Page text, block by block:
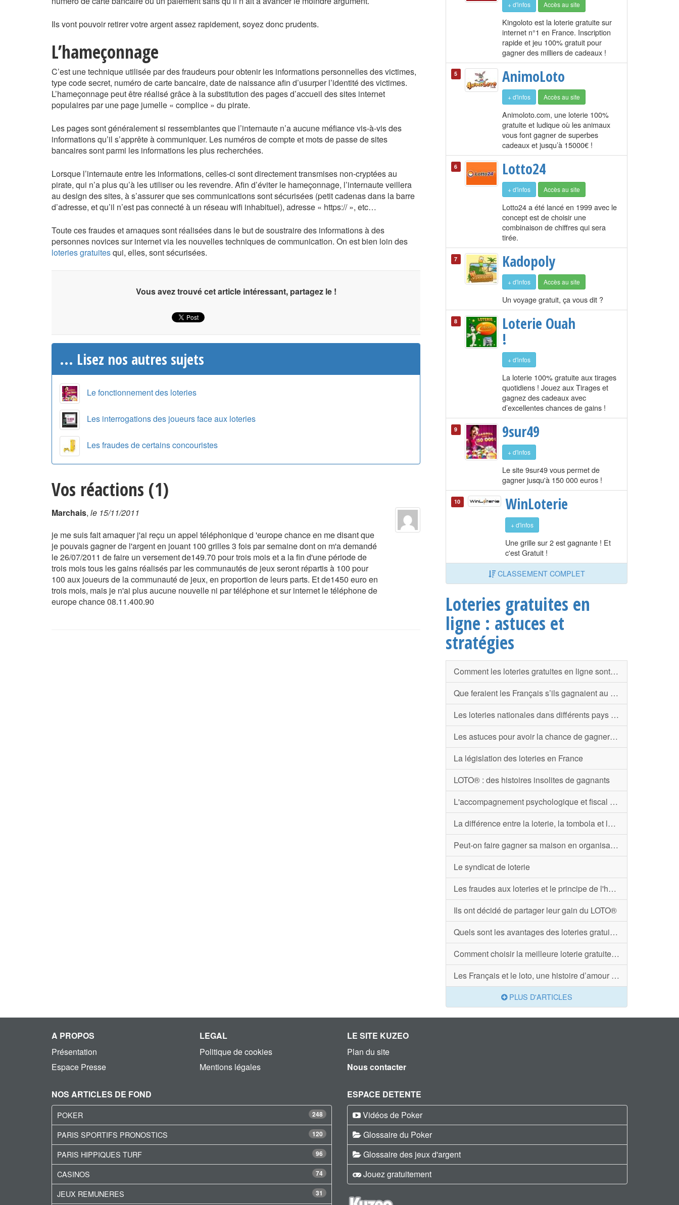
Ils vont pouvoir retirer votre argent assez rapidement, soyez donc prudents.
L’hameçonnage
C’est une technique utilisée par des fraudeurs pour obtenir les informations personnelles des victimes,
type code secret, numéro de carte bancaire, date de naissance afin d’usurper l’identité des victimes.
L’hameçonnage peut être réalisé grâce à la substitution des pages d’accueil des sites internet
populaires par une page jumelle « complice » du pirate.
Les pages sont généralement si ressemblantes que l’internaute n’a aucune méfiance vis-à-vis des
informations qu’il s’apprête à communiquer. Les numéros de compte et mots de passe de sites
bancaires sont parmi les informations les plus recherchées.
Lorsque l’internaute entre les informations, celles-ci sont directement transmises non-cryptées au
pirate, qui n’a plus qu’à les utiliser ou les revendre. Afin d’éviter le hameçonnage, l’internaute veillera
au design des sites, à s’assurer que ses communications sont sécurisées (petit cadenas dans la barre
d’adresse, et qu’il n’est pas connecté à un réseau wifi inhabituel), adresse « https:// », etc…
Toute ces fraudes et arnaques sont réalisées dans le but de soustraire des informations à des
personnes novices sur internet via les nouvelles techniques de communication. On est bien loin des
loteries gratuitesqui, elles, sont sécurisées.
Vous avez trouvé cet article intéressant, partagez le !
... Lisez nos autres sujets
Le fonctionnement des loteries
Les interrogations des joueurs face aux loteries
Les fraudes de certains concouristes
Vos réactions (1)
Marchais, le 15/11/2011
je me suis fait arnaquer j'ai reçu un appel téléphonique d 'europe chance en me disant que
je pouvais gagner de l'argent en jouant 100 grilles 3 fois par semaine dont on m'a demandé
le 26/07/2011 de faire un versement de149.70 pour trois mois et a la fin d'une période de
trois mois tous les gains réalisés par les communautés de jeux seront répartis à 100 pour
100 aux joueurs de la communauté de jeux, en proportion de leurs parts. Et de1450 euro en
trois mois, mais je n'ai plus aucune nouvelle ni par téléphone et sur internet le téléphone de
europe chance 08.11.400.90
+ d'infos Accès au site
Kingoloto est la loterie gratuite sur
internet n°1 en France. Inscription
rapide et jeu 100% gratuit pour
gagner des milliers de cadeaux !
5 AnimoLoto
+ d'infos Accès au site
Animoloto.com, une loterie 100%
gratuite et ludique où les animaux
vous font gagner de superbes
cadeaux et jusqu’à 15000€ !
6 Lotto24
+ d'infos Accès au site
Lotto24 a été lancé en 1999 avec le
concept est de choisir une
combinaison de chiffres qui sera
tirée.
7 Kadopoly
+ d'infos Accès au site
Un voyage gratuit, ça vous dit ?
8 Loterie Ouah
!
+ d'infos
La loterie 100% gratuite aux tirages
quotidiens ! Jouez aux Tirages et
gagnez des cadeaux avec
d’excellentes chances de gains !
9 9sur49
+ d'infos
Le site 9sur49 vous permet de
gagner jusqu'à 150 000 euros !
10 WinLoterie
+ d'infos
Une grille sur 2 est gagnante ! Et
c'est Gratuit !
CLASSEMENT COMPLET
Loteries gratuites en
ligne : astuces et
stratégies
Comment les loteries gratuites en ligne sont-elles rémunérées ?
Que feraient les Français s’ils gagnaient au Loto ?
Les loteries nationales dans différents pays européens
Les astuces pour avoir la chance de gagner aux loteries gratuites
La législation des loteries en France
LOTO® : des histoires insolites de gagnants
L'accompagnement psychologique et fiscal de la Française des Jeux pour les gros gagnants
La différence entre la loterie, la tombola et le loto
Peut-on faire gagner sa maison en organisant une loterie ou une tombola ?
Le syndicat de loterie
Les fraudes aux loteries et le principe de l'hameçonnage
Ils ont décidé de partager leur gain du LOTO®
Quels sont les avantages des loteries gratuites en ligne ?
Comment choisir la meilleure loterie gratuite en ligne ?
Les Français et le loto, une histoire d’amour en chiffres
PLUS D'ARTICLES
A PROPOS
Présentation
Espace Presse
LEGAL
Politique de cookies
Mentions légales
LE SITE KUZEO
Plan du site
Nous contacter
NOS ARTICLES DE FOND
248
POKER
120
PARIS SPORTIFS PRONOSTICS
96
PARIS HIPPIQUES TURF
74
CASINOS
31
JEUX REMUNERES
ESPACE DETENTE
Vidéos de Poker
Glossaire du Poker
Glossaire des jeux d'argent
Jouez gratuitement